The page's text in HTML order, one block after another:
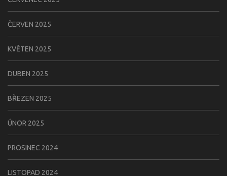
ČERVEN 2025
KVĚTEN 2025
DUBEN 2025
BŘEZEN 2025
ÚNOR 2025
PROSINEC 2024
LISTOPAD 2024